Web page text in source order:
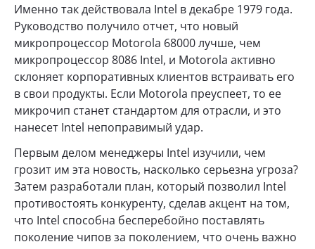
Именно так действовала Intel в декабре 1979 года.
Руководство получило отчет, что новый
микропроцессор Motorola 68000 лучше, чем
микропроцессор 8086 Intel, и Motorola активно
склоняет корпоративных клиентов встраивать его
в свои продукты. Если Motorola преуспеет, то ее
микрочип станет стандартом для отрасли, и это
нанесет Intel непоправимый удар.
Первым делом менеджеры Intel изучили, чем
грозит им эта новость, насколько серьезна угроза?
Затем разработали план, который позволил Intel
противостоять конкуренту, сделав акцент на том,
что Intel способна бесперебойно поставлять
поколение чипов за поколением, что очень важно